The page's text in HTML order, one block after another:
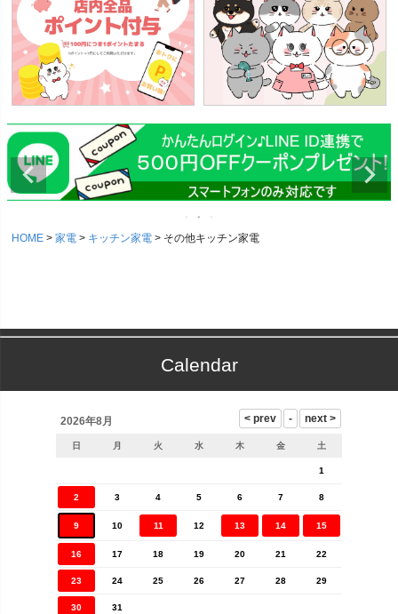
HOME 家電 キッチン家電 その他キッチン家電
Calendar
2026年8月
日 月 火 水 木 金 土
1
2 3 4 5 6 7 8
9 10 11 12 13 14 15
16 17 18 19 20 21 22
23 24 25 26 27 28 29
30 31